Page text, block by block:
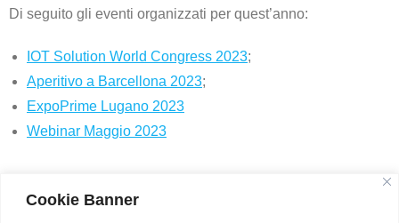
Cookie Banner
Di seguito gli eventi organizzati per quest’anno:
IOT Solution World Congress 2023;
Aperitivo a Barcellona 2023;
ExpoPrime Lugano 2023
Webinar Maggio 2023